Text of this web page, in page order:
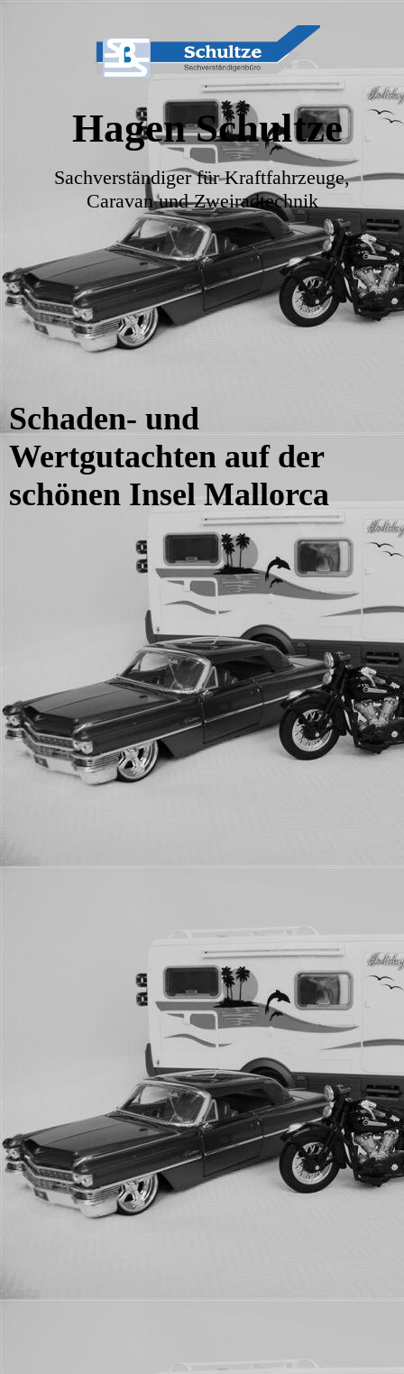
Hagen Schultze
Sachverständiger für Kraftfahrzeuge,
Caravan und Zweiradtechnik
Schaden- und
Wertgutachten auf der
schönen Insel Mallorca